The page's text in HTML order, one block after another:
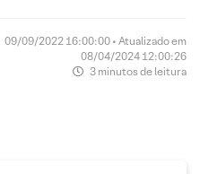
09/09/2022 16:00:00 • Atualizado em
08/04/2024 12:00:26
3 minutos de leitura